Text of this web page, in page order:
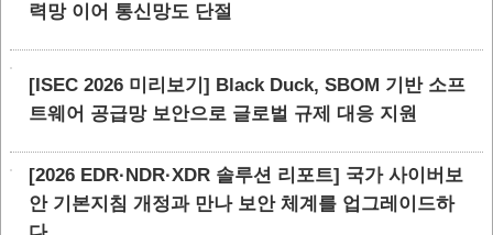
력망 이어 통신망도 단절
[ISEC 2026 미리보기] Black Duck, SBOM 기반 소프
트웨어 공급망 보안으로 글로벌 규제 대응 지원
[2026 EDR·NDR·XDR 솔루션 리포트] 국가 사이버보
안 기본지침 개정과 만나 보안 체계를 업그레이드하